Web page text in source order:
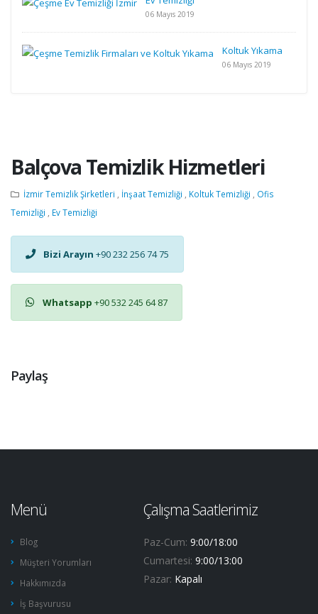
06 Mayıs 2019
Koltuk Yıkama
06 Mayıs 2019
Balçova Temizlik Hizmetleri
İzmir Temizlik Şirketleri İnşaat Temizliği Koltuk Temizliği
Ofis
Temizliği
Ev Temizliği
Bizi Arayın +90 232 256 74 75
Whatsapp +90 532 245 64 87
Paylaş
Menü
Blog
Müşteri Yorumları
Hakkımızda
İş Başvurusu
Çalışma Saatlerimiz
Paz-Cum: 9:00/18:00
Cumartesi: 9:00/13:00
Pazar: Kapalı